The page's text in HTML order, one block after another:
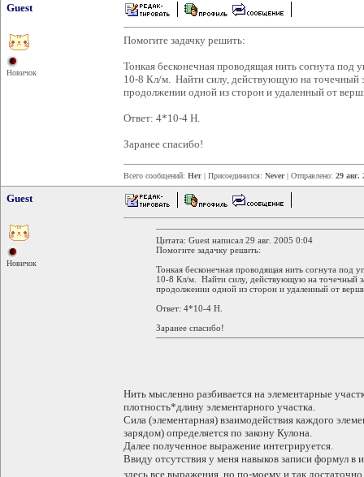
Guest
Новичок
Помогите задачку решить:
Тонкая бесконечная проводящая нить согнута под
10-8 Кл/м. Найти силу, действующую на точечный
продолжении одной из сторон и удаленный от
Ответ: 4*10-4 Н.
Заранее спасибо!
Всего сообщений: Нет | Присоединился: Never| Отправлено: 29 авг.
Guest
Новичок
Цитата: Guest написал 29 авг. 2005 0:04
Помогите задачку решить:
Тонкая бесконечная проводящая нить согнута под
10-8 Кл/м. Найти силу, действующую на точечный
продолжении одной из сторон и удаленный от
Ответ: 4*10-4 Н.
Заранее спасибо!
Нить мысленно разбивается на элементарные
плотность*длину элементарного участка.
Сила (элементарная) взаимодействия каждого
зарядом) определяется по закону Кулона.
Далее полученное выражение интегрируется.
Ввиду отсутствия у меня навыков записи формул в
здесь все выражения, но по-моему и так